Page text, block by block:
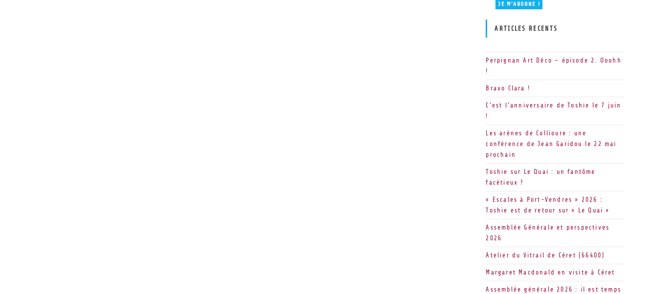
ARTICLES RECENTS
Perpignan Art Déco – épisode 2. Ooohh
!
Bravo Clara !
C’est l’anniversaire de Toshie le 7 juin
!
Les arènes de Collioure : une
conférence de Jean Garidou le 22 mai
prochain
Toshie sur Le Quai : un fantôme
facétieux ?
« Escales à Port-Vendres » 2026 :
Toshie est de retour sur « Le Quai »
Assemblée Générale et perspectives
2026
Atelier du Vitrail de Céret (66400)
Margaret Macdonald en visite à Céret
Assemblée générale 2026 : il est temps